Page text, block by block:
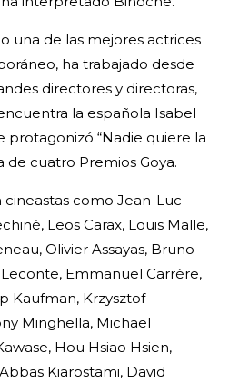
una de las mejores actrices
ha trabajado desde
directores y directoras,
la española Isabel
protagonizó “Nadie quiere la
de cuatro Premios Goya.
cineastas como Jean-Luc
Leos Carax, Louis Malle,
Olivier Assayas, Bruno
Emmanuel Carrère,
Kaufman, Krzysztof
Minghella, Michael
Hou Hsiao Hsien,
Kiarostami, David